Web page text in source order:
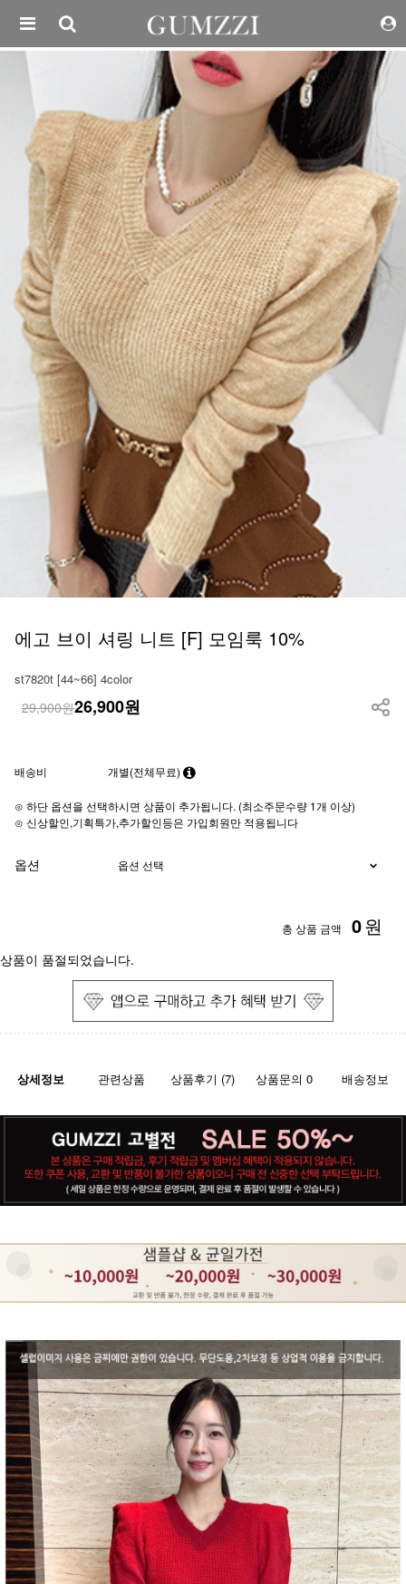
에고 브이 셔링 니트 [F] 모임룩 10%
st7820t [44~66] 4color
29,900원26,900원
배송비 개별(전체무료)
⊙ 하단 옵션을 선택하시면 상품이 추가됩니다. (최소주문수량 1개 이상)
⊙ 신상할인,기획특가,추가할인등은 가입회원만 적용됩니다
옵션
총 상품 금액 0원
상품이 품절되었습니다.
상세정보 관련상품 상품후기 (7) 상품문의 0 배송정보